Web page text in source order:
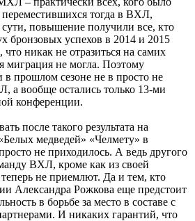
тогда в ВХЛ,
повышение получили все, кто
бронзовых успехов в 2014 и 2015
никак не отразиться на самих
миграция не могла. Поэтому
в прошлом сезоне не в просто не
вообще остались только 13-ми
конференции.
после такого результата на
медведей» «Челмету» в
не приходилось. А ведь другого
ВХЛ, кроме как из своей
не приемлют. Да и тем, кто
Александра Рожкова еще предстоит
в борьбе за место в составе с
И никаких гарантий, что